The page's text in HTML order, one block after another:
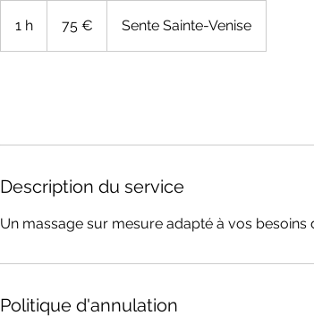
1 h 75 € Sente Sainte-Venise
Description du service
Un massage sur mesure adapté à vos besoins
Politique d'annulation